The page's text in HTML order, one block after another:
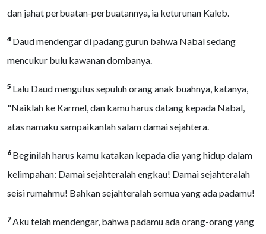
dan jahat perbuatan-perbuatannya, ia keturunan Kaleb.
4 Daud mendengar di padang gurun bahwa Nabal sedang
mencukur bulu kawanan dombanya.
5 Lalu Daud mengutus sepuluh orang anak buahnya, katanya,
"Naiklah ke Karmel, dan kamu harus datang kepada Nabal,
atas namaku sampaikanlah salam damai sejahtera.
6 Beginilah harus kamu katakan kepada dia yang hidup dalam
kelimpahan: Damai sejahteralah engkau! Damai sejahteralah
seisi rumahmu! Bahkan sejahteralah semua yang ada padamu!
7Aku telah mendengar, bahwa padamu ada orang-orang yang